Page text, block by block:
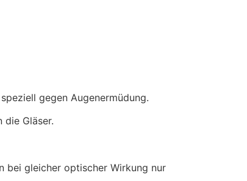
gegen Augenermüdung.
Gläser.
bei gleicher optischer Wirkung nur